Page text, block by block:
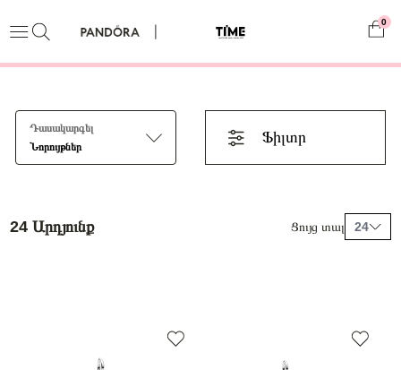
0
Դասակարգել
Նորույթներ
Ֆիլտր
24 Արդյունք Ցույց տալ 24